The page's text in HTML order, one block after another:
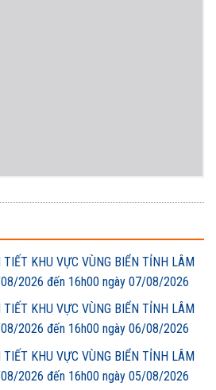
KHU VỰC VÙNG BIỂN TỈNH LÂM
2026 đến 16h00 ngày 07/08/2026
KHU VỰC VÙNG BIỂN TỈNH LÂM
2026 đến 16h00 ngày 06/08/2026
KHU VỰC VÙNG BIỂN TỈNH LÂM
2026 đến 16h00 ngày 05/08/2026